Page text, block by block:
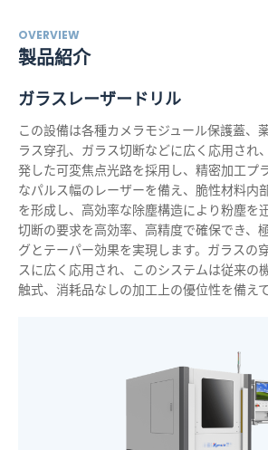
OVERVIEW
製品紹介
ガラスレーザードリル
この設備は各種カメラモジュール保護蓋、
ラス穿孔、ガラス切断などに広く応用され
発した可変焦点光路を採用し、精密加工プ
なパルス幅のレーザーを備え、脆性材料内
を形成し、高効率な除塵構造により粉塵を
切断の要求を高効率、高精度で確保でき、
グとテーパー効果を実現します。ガラスの
スに広く応用され、このシステムは従来の
触式、消耗品なしの加工上の優位性を備えて